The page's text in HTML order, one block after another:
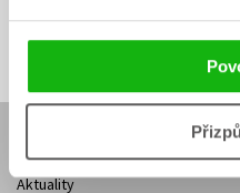
Vaše e-
adresa
Vaše e-
adresa
E-SHOP
Aktuality